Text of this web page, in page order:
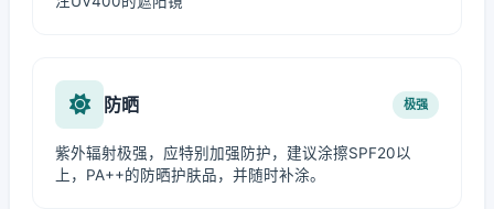
防晒 极强
紫外辐射极强，应特别加强防护，建议涂擦SPF20以
上，PA++的防晒护肤品，并随时补涂。